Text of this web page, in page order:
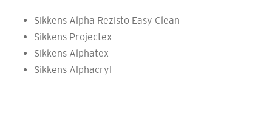
Sikkens Alpha Rezisto Easy Clean
Sikkens Projectex
Sikkens Alphatex
Sikkens Alphacryl